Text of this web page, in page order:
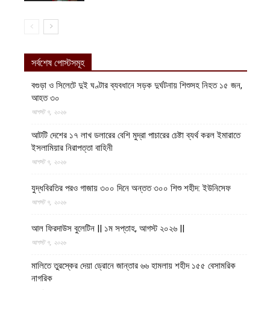
সর্বশেষ পোস্টসমূহ
বগুড়া ও সিলেটে দুই ঘণ্টার ব্যবধানে সড়ক দুর্ঘটনায় শিশুসহ নিহত ১৫ জন,
আহত ৩০
আগস্ট ৭, ২০২৬
আটটি দেশের ১৭ লাখ ডলারের বেশি মুদ্রা পাচারের চেষ্টা ব্যর্থ করল ইমারাতে
ইসলামিয়ার নিরাপত্তা বাহিনী
আগস্ট ৭, ২০২৬
যুদ্ধবিরতির পরও গাজায় ৩০০ দিনে অন্তত ৩০০ শিশু শহীদ: ইউনিসেফ
আগস্ট ৭, ২০২৬
আল ফিরদাউস বুলেটিন || ১ম সপ্তাহ, আগস্ট ২০২৬ ||
আগস্ট ৭, ২০২৬
মালিতে তুরস্কের দেয়া ড্রোনে জান্তার ৬৬ হামলায় শহীদ ১৫৫ বেসামরিক
নাগরিক
আগস্ট ৬, ২০২৬